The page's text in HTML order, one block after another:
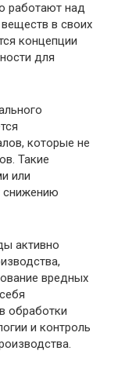
работают над
в своих
концепции
для
которые не
Такие
или
снижению
активно
вредных
обработки
и контроль